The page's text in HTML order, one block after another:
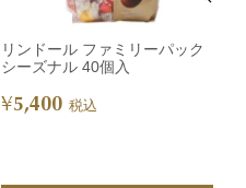
リンドール ファミリーパック
シーズナル 40個入
¥5,400 税込